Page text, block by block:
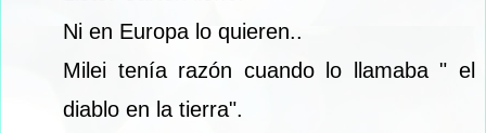
Ni en Europa lo quieren..
Milei tenía razón cuando lo llamaba " el
diablo en la tierra".